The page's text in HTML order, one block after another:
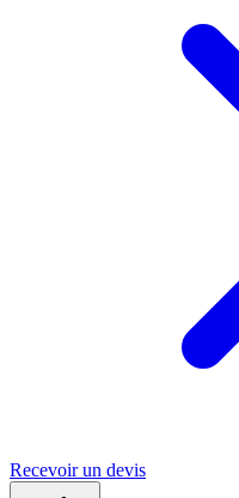
Recevoir un devis